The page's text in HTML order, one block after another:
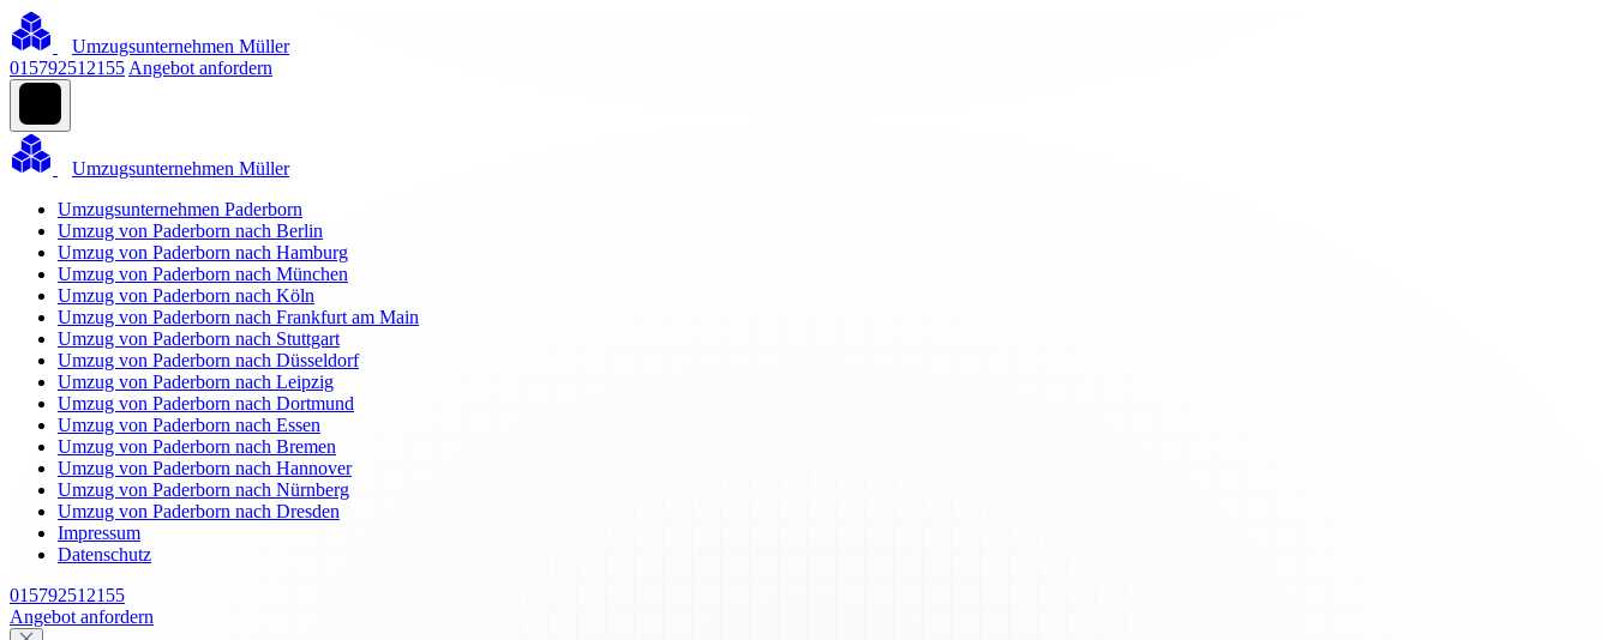
Umzugsunternehmen Müller
015792512155 Angebot anfordern
Umzugsunternehmen Müller
Umzugsunternehmen Paderborn
Umzug von Paderborn nach Berlin
Umzug von Paderborn nach Hamburg
Umzug von Paderborn nach München
Umzug von Paderborn nach Köln
Umzug von Paderborn nach Frankfurt am Main
Umzug von Paderborn nach Stuttgart
Umzug von Paderborn nach Düsseldorf
Umzug von Paderborn nach Leipzig
Umzug von Paderborn nach Dortmund
Umzug von Paderborn nach Essen
Umzug von Paderborn nach Bremen
Umzug von Paderborn nach Hannover
Umzug von Paderborn nach Nürnberg
Umzug von Paderborn nach Dresden
Impressum
Datenschutz
015792512155
Angebot anfordern